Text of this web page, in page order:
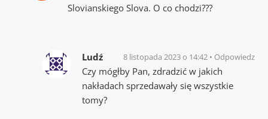
Slovianskiego Slova. O co chodzi???
Ludź 8 listopada 2023 o 14:42 Odpowiedz
Czy mógłby Pan, zdradzić w jakich
nakładach sprzedawały się wszystkie
tomy?